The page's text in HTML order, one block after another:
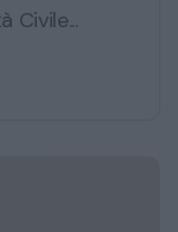
Civile...